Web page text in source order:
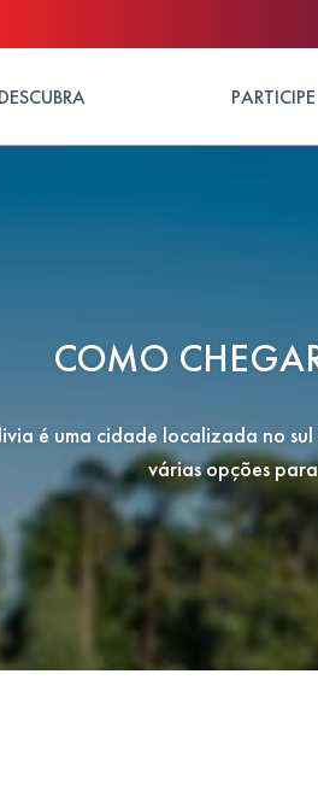
DESCUBRA PARTICIPE
COMO
é uma cidade localizada no
várias opções